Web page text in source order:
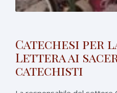
Catechesi per
Lettera ai
catechisti